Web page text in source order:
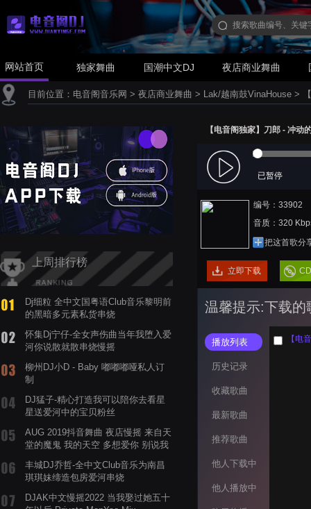
网站首页 独家舞曲 国潮中文DJ 夜店商业舞曲
目前位置： 电音阁音乐网 > 夜店商业舞曲 > Lak/越南鼓VinaHouse >
上周排行榜
Dj细粒 全中文国粤语Club音乐黎明前
的黑暗多元素私货串烧
怀集Dj宁仔-全女声伤曲当年我堕入爱
河你说散就散串烧慢摇
柳州DJ小D - Baby 嘟嘟嘟哑私人订
制
DJ猛子-精心打造我可以陪你去看星
星送爱河中的宝贝粉丝
AUG 2019抖音舞曲 夜店慢摇 来自天
堂的魔鬼 我的天空 多想爱你 别说我
丰城DJ乔哲-全中文Club音乐为南昌
琪琪妹缔造包房爱河串烧
DJAK中文慢摇2022 当我娶过她五十
【电音阁独家】刀郎 - 冲
已暂停
编号：33902
音质：320
把这首歌分
立即下载
温馨提示:下载的
播放列表
历史记录
收藏歌曲
最新歌曲
推荐歌曲
他人下载中
他人播放中
【电